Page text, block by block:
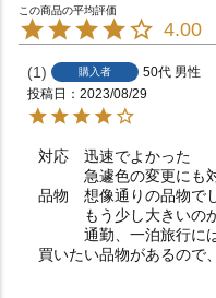
4.00
1 購入者 50代 男性
投稿日
2023/08/29
対応　迅速でよかった
急遽色の変更にも対
品物　想像通りの品物で
もう少し大きいのか
通勤、一泊旅行には
買いたい品物があるので